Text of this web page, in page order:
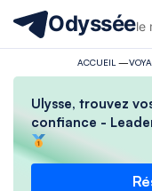
Odysséele
ACCUEIL —
Ulysse, trouvez
confiance -